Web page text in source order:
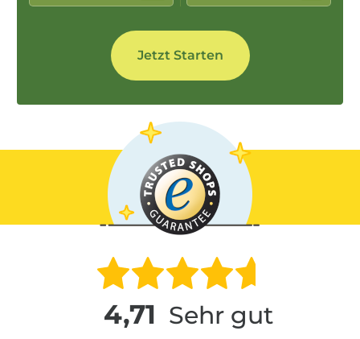
4,71 Sehr gut